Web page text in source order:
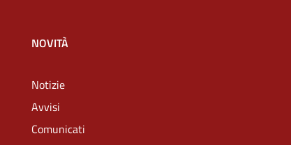
NOVITÀ
Notizie
Avvisi
Comunicati